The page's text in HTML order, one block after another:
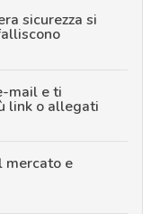
sicurezza si
mail e ti
link o allegati
mercato e